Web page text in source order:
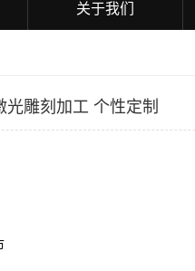
关于我们
雕刻加工 个性定制